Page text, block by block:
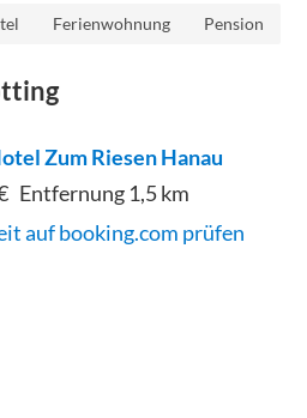
Ferienwohnung Pension
Zum Riesen Hanau
Entfernung 1,5km
auf booking.com prüfen